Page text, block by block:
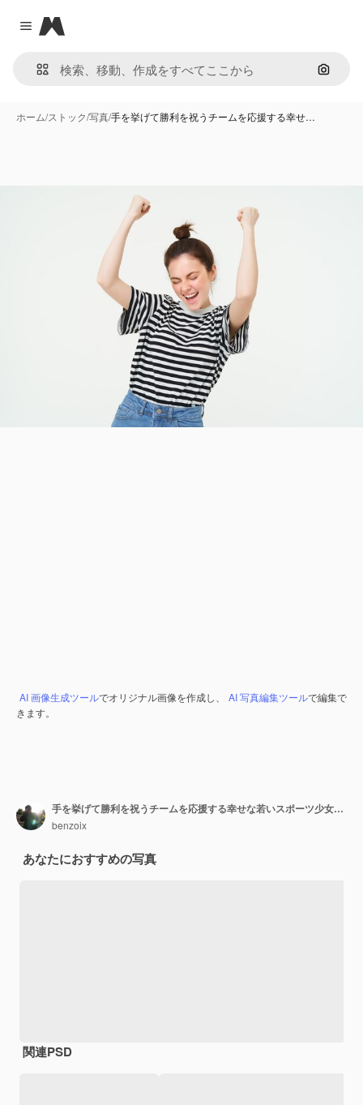
Close menu
Magnific
画像で
ホーム/ストック/写真/手を挙げて勝利を祝うチームを応援する幸せ…
AI 画像生成ツールでオリジナル画像を作成し、 AI 写真編集ツールで編集で
きます。
手を挙げて勝利を祝うチームを応援する幸せな若いスポーツ少女ファンの肖像画
benzoix
あなたにおすすめの写真
関連PSD